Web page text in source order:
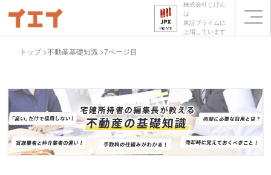
株式会社じげん
は
東証プライムに
上場しています
トップ 不動産基礎知識 7ページ目